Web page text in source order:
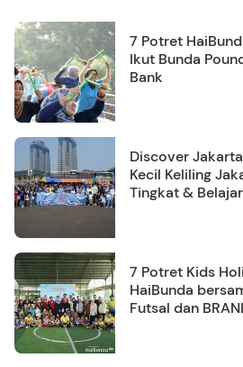
7 Potret
Ikut Bunda
Bank
Discover
Kecil Keliling
Tingkat &
7 Potret Kids
HaiBunda
Futsal dan